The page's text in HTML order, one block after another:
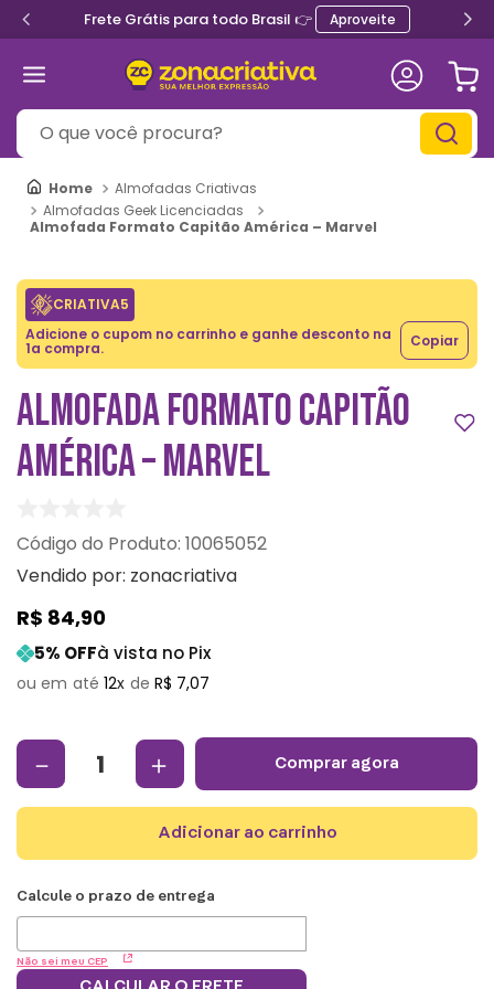
Frete Grátis para todo Brasil 👉 Aproveite
O que você procura?
Almofadas Criativas
Almofadas Geek Licenciadas
Almofada Formato Capitão América – Marvel
CRIATIVA5
Adicione o cupom no carrinho e ganhe desconto na
1a compra. Copiar
ALMOFADA FORMATO CAPITÃO
AMÉRICA – MARVEL
: 10065052
Vendido por: zonacriativa
R$ 84,90
5% OFFà vista no Pix
12 R$ 7,07
＋
－ comprar agora
adicionar ao carrinho
Não sei meu CEP